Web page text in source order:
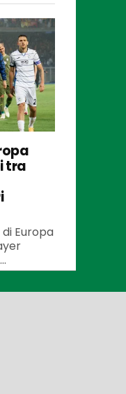
tra
Europa